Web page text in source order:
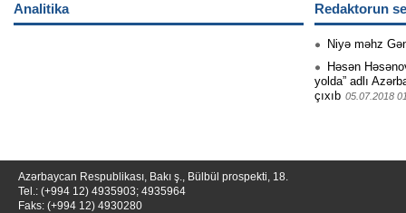
Analitika Redaktorun
Niyə məhz
Həsən
yolda” adlı
çıxıb 05.07.2018
Azərbaycan Respublikası, Bakı ş., Bülbül prospekti, 18.
Tel.: (+994 12) 4935903; 4935964
Faks: (+994 12) 4930280